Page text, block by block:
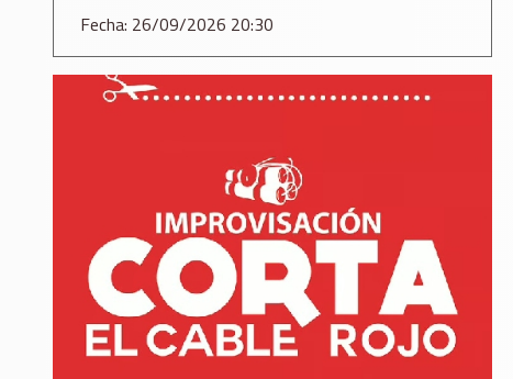
Fecha: 26/09/2026 20:30